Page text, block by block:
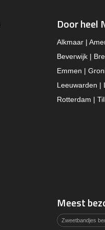
Door heel
Alkmaar |
Beverwijk |
Emmen |
Leeuwarden |
Rotterdam |
Meest
Zweetbandjes